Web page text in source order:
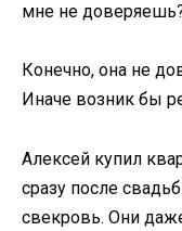
мне не
Конечно, она не
Иначе возник бы
Алексей купил
сразу после
свекровь. Они